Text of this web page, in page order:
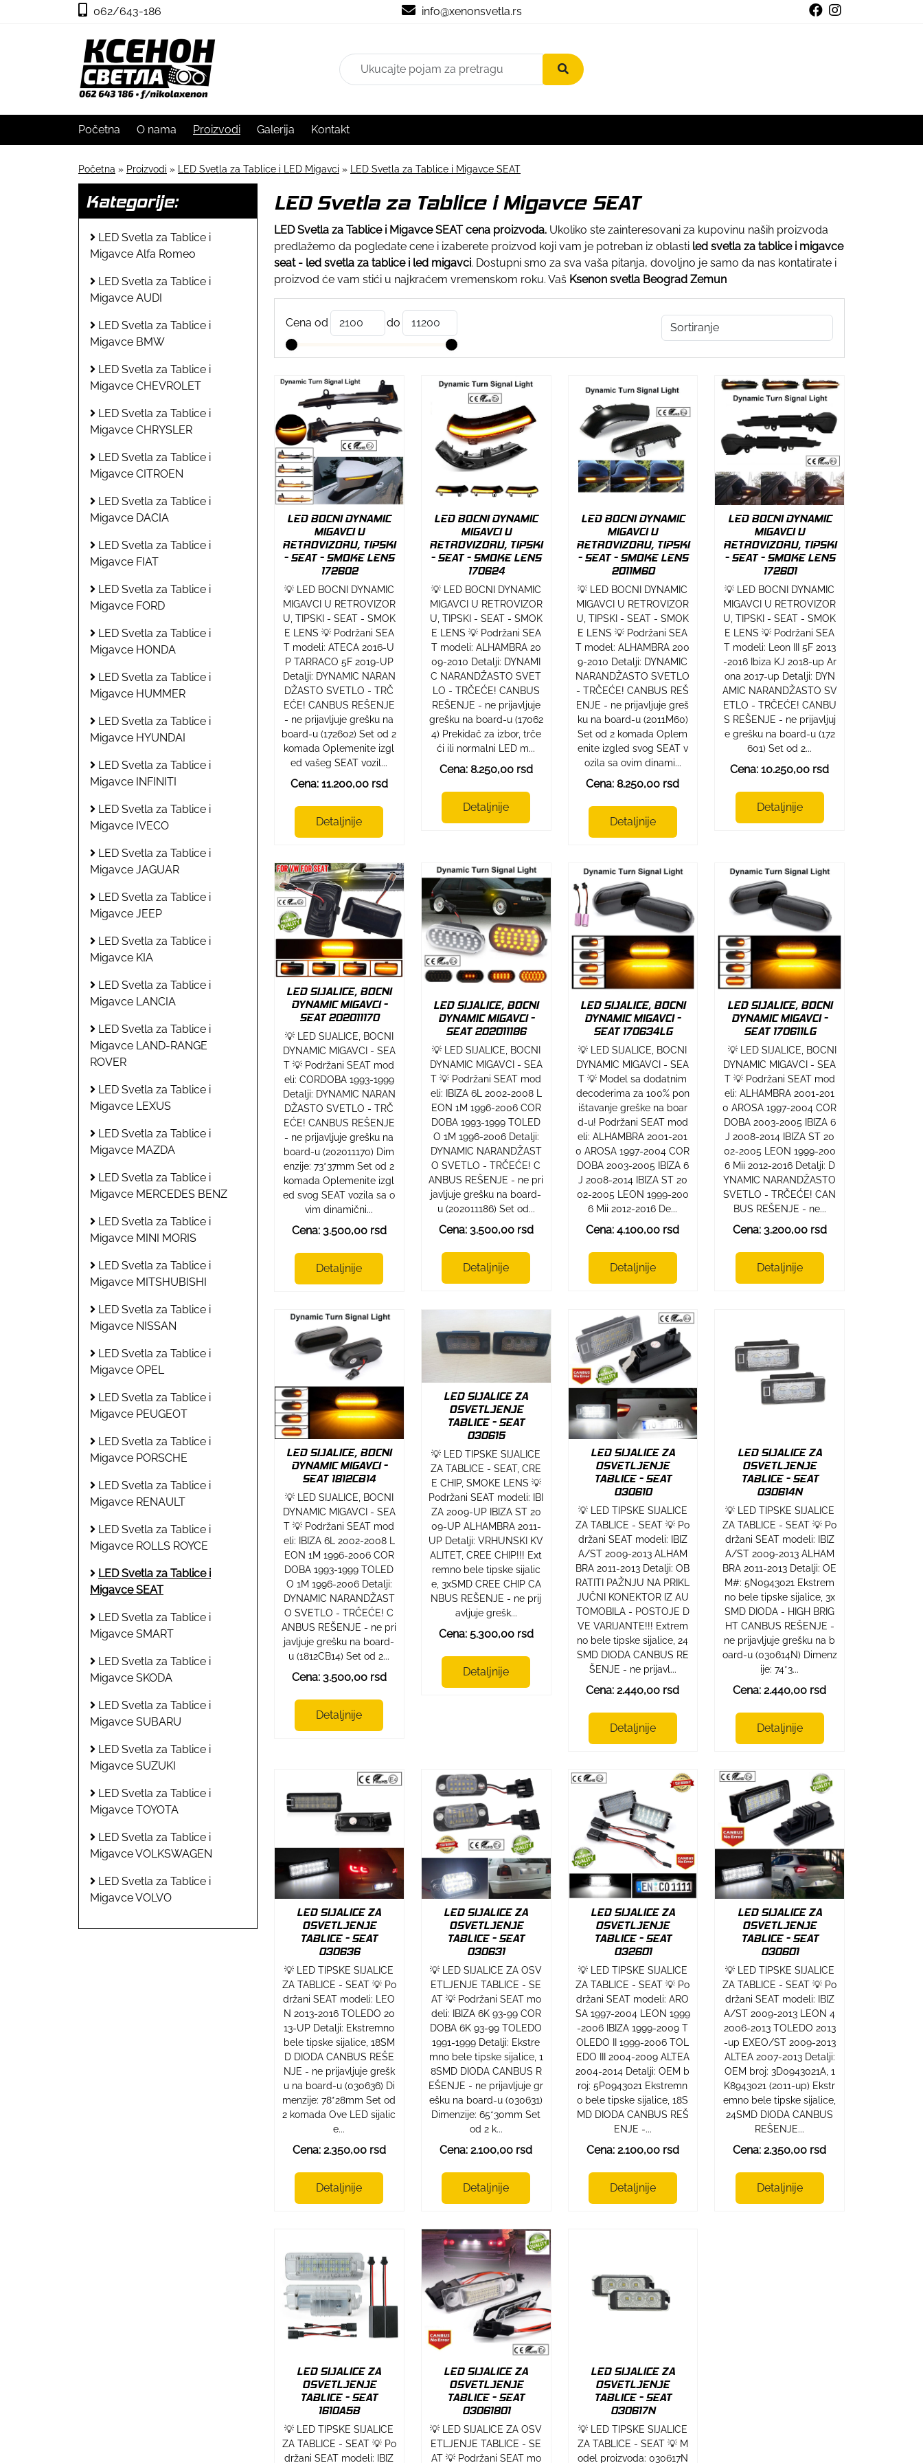
062/643-186 info@xenonsvetla.rs
Početna O nama Proizvodi Galerija Kontakt
Početna » Proizvodi » LED Svetla za Tablice i LED Migavci » LED Svetla za Tablice i Migavce SEAT
Kategorije:
LED Svetla za Tablice i
Migavce Alfa Romeo
LED Svetla za Tablice i
Migavce AUDI
LED Svetla za Tablice i
Migavce BMW
LED Svetla za Tablice i
Migavce CHEVROLET
LED Svetla za Tablice i
Migavce CHRYSLER
LED Svetla za Tablice i
Migavce CITROEN
LED Svetla za Tablice i
Migavce DACIA
LED Svetla za Tablice i
Migavce FIAT
LED Svetla za Tablice i
Migavce FORD
LED Svetla za Tablice i
Migavce HONDA
LED Svetla za Tablice i
Migavce HUMMER
LED Svetla za Tablice i
Migavce HYUNDAI
LED Svetla za Tablice i
Migavce INFINITI
LED Svetla za Tablice i
Migavce IVECO
LED Svetla za Tablice i
Migavce JAGUAR
LED Svetla za Tablice i
Migavce JEEP
LED Svetla za Tablice i
Migavce KIA
LED Svetla za Tablice i
Migavce LANCIA
LED Svetla za Tablice i
Migavce LAND-RANGE
ROVER
LED Svetla za Tablice i
Migavce LEXUS
LED Svetla za Tablice i
Migavce MAZDA
LED Svetla za Tablice i
Migavce MERCEDES BENZ
LED Svetla za Tablice i
Migavce MINI MORIS
LED Svetla za Tablice i
Migavce MITSHUBISHI
LED Svetla za Tablice i
Migavce NISSAN
LED Svetla za Tablice i
Migavce OPEL
LED Svetla za Tablice i
Migavce PEUGEOT
LED Svetla za Tablice i
Migavce PORSCHE
LED Svetla za Tablice i
Migavce RENAULT
LED Svetla za Tablice i
Migavce ROLLS ROYCE
LED Svetla za Tablice i
Migavce SEAT
LED Svetla za Tablice i
Migavce SMART
LED Svetla za Tablice i
Migavce SKODA
LED Svetla za Tablice i
Migavce SUBARU
LED Svetla za Tablice i
Migavce SUZUKI
LED Svetla za Tablice i
Migavce TOYOTA
LED Svetla za Tablice i
Migavce VOLKSWAGEN
LED Svetla za Tablice i
Migavce VOLVO
LED Svetla za Tablice i Migavce SEAT
LED Svetla za Tablice i Migavce SEAT cena proizvoda. Ukoliko ste zainteresovani za kupovinu naših proizvoda
predlažemo da pogledate cene i izaberete proizvod koji vam je potreban iz oblasti led svetla za tablice i migavce
seat - led svetla za tablice i led migavci. Dostupni smo za sva vaša pitanja, dovoljno je samo da nas kontatirate i
proizvod će vam stići u najkraćem vremenskom roku. Vaš Ksenon svetla Beograd Zemun
Cena od do
LED BOCNI DYNAMIC
MIGAVCI U
RETROVIZORU, TIPSKI
- SEAT - SMOKE LENS
172602
💡 LED BOCNI DYNAMIC
MIGAVCI U RETROVIZOR
U, TIPSKI - SEAT - SMOK
E LENS 💡 Podržani SEA
T modeli: ATECA 2016-U
P TARRACO 5F 2019-UP
Detalji: DYNAMIC NARAN
DŽASTO SVETLO - TRČ
EĆE! CANBUS REŠENJE
- ne prijavljuje grešku na
board-u (172602) Set od 2
komada Oplemenite izgl
ed vašeg SEAT vozil...
Cena: 11.200,00 rsd
Detaljnije
LED BOCNI DYNAMIC
MIGAVCI U
RETROVIZORU, TIPSKI
- SEAT - SMOKE LENS
170624
💡 LED BOCNI DYNAMIC
MIGAVCI U RETROVIZOR
U, TIPSKI - SEAT - SMOK
E LENS 💡 Podržani SEA
T modeli: ALHAMBRA 20
09-2010 Detalji: DYNAMI
C NARANDŽASTO SVET
LO - TRČEĆE! CANBUS
REŠENJE - ne prijavljuje
grešku na board-u (17062
4) Prekidač za izbor, trče
ći ili normalni LED m...
Cena: 8.250,00 rsd
Detaljnije
LED BOCNI DYNAMIC
MIGAVCI U
RETROVIZORU, TIPSKI
- SEAT - SMOKE LENS
2011M60
💡 LED BOCNI DYNAMIC
MIGAVCI U RETROVIZOR
U, TIPSKI - SEAT - SMOK
E LENS 💡 Podržani SEA
T model: ALHAMBRA 200
9-2010 Detalji: DYNAMIC
NARANDŽASTO SVETLO
- TRČEĆE! CANBUS REŠ
ENJE - ne prijavljuje greš
ku na board-u (2011M60)
Set od 2 komada Oplem
enite izgled svog SEAT v
ozila sa ovim dinami...
Cena: 8.250,00 rsd
Detaljnije
LED BOCNI DYNAMIC
MIGAVCI U
RETROVIZORU, TIPSKI
- SEAT - SMOKE LENS
172601
💡 LED BOCNI DYNAMIC
MIGAVCI U RETROVIZOR
U, TIPSKI - SEAT - SMOK
E LENS 💡 Podržani SEA
T modeli: Leon III 5F 2013
-2016 Ibiza KJ 2018-up Ar
ona 2017-up Detalji: DYN
AMIC NARANDŽASTO SV
ETLO - TRČEĆE! CANBU
S REŠENJE - ne prijavljuj
e grešku na board-u (172
601) Set od 2...
Cena: 10.250,00 rsd
Detaljnije
LED SIJALICE, BOCNI
DYNAMIC MIGAVCI -
SEAT 202011170
💡 LED SIJALICE, BOCNI
DYNAMIC MIGAVCI - SEA
T 💡 Podržani SEAT mod
eli: CORDOBA 1993-1999
Detalji: DYNAMIC NARAN
DŽASTO SVETLO - TRČ
EĆE! CANBUS REŠENJE
- ne prijavljuje grešku na
board-u (202011170) Dim
enzije: 73*37mm Set od 2
komada Oplemenite izgl
ed svog SEAT vozila sa o
vim dinamični...
Cena: 3.500,00 rsd
Detaljnije
LED SIJALICE, BOCNI
DYNAMIC MIGAVCI -
SEAT 202011186
💡 LED SIJALICE, BOCNI
DYNAMIC MIGAVCI - SEA
T 💡 Podržani SEAT mod
eli: IBIZA 6L 2002-2008 L
EON 1M 1996-2006 COR
DOBA 1993-1999 TOLED
O 1M 1996-2006 Detalji:
DYNAMIC NARANDŽAST
O SVETLO - TRČEĆE! C
ANBUS REŠENJE - ne pri
javljuje grešku na board-
u (202011186) Set od...
Cena: 3.500,00 rsd
Detaljnije
LED SIJALICE, BOCNI
DYNAMIC MIGAVCI -
SEAT 170634LG
💡 LED SIJALICE, BOCNI
DYNAMIC MIGAVCI - SEA
T 💡 Model sa dodatnim
decoderima za 100% pon
ištavanje greške na boar
d-u! Podržani SEAT mod
eli: ALHAMBRA 2001-201
0 AROSA 1997-2004 COR
DOBA 2003-2005 IBIZA 6
J 2008-2014 IBIZA ST 20
02-2005 LEON 1999-200
6 Mii 2012-2016 De...
Cena: 4.100,00 rsd
Detaljnije
LED SIJALICE, BOCNI
DYNAMIC MIGAVCI -
SEAT 170611LG
💡 LED SIJALICE, BOCNI
DYNAMIC MIGAVCI - SEA
T 💡 Podržani SEAT mod
eli: ALHAMBRA 2001-201
0 AROSA 1997-2004 COR
DOBA 2003-2005 IBIZA 6
J 2008-2014 IBIZA ST 20
02-2005 LEON 1999-200
6 Mii 2012-2016 Detalji: D
YNAMIC NARANDŽASTO
SVETLO - TRČEĆE! CAN
BUS REŠENJE - ne...
Cena: 3.200,00 rsd
Detaljnije
LED SIJALICE, BOCNI
DYNAMIC MIGAVCI -
SEAT 1812CB14
💡 LED SIJALICE, BOCNI
DYNAMIC MIGAVCI - SEA
T 💡 Podržani SEAT mod
eli: IBIZA 6L 2002-2008 L
EON 1M 1996-2006 COR
DOBA 1993-1999 TOLED
O 1M 1996-2006 Detalji:
DYNAMIC NARANDŽAST
O SVETLO - TRČEĆE! C
ANBUS REŠENJE - ne pri
javljuje grešku na board-
u (1812CB14) Set od 2...
Cena: 3.500,00 rsd
Detaljnije
LED SIJALICE ZA
OSVETLJENJE
TABLICE - SEAT
030615
💡 LED TIPSKE SIJALICE
ZA TABLICE - SEAT, CRE
E CHIP, SMOKE LENS 💡
Podržani SEAT modeli: IBI
ZA 2009-UP IBIZA ST 20
09-UP ALHAMBRA 2011-
UP Detalji: VRHUNSKI KV
ALITET, CREE CHIP!!! Ext
remno bele tipske sijalic
e, 3xSMD CREE CHIP CA
NBUS REŠENJE - ne prij
avljuje grešk...
Cena: 5.300,00 rsd
Detaljnije
LED SIJALICE ZA
OSVETLJENJE
TABLICE - SEAT
030610
💡 LED TIPSKE SIJALICE
ZA TABLICE - SEAT 💡 Po
držani SEAT modeli: IBIZ
A/ST 2009-2013 ALHAM
BRA 2011-2013 Detalji: OB
RATITI PAŽNJU NA PRIKL
JUČNI KONEKTOR IZ AU
TOMOBILA - POSTOJE D
VE VARIJANTE!!! Extrem
no bele tipske sijalice, 24
SMD DIODA CANBUS RE
ŠENJE - ne prijavl...
Cena: 2.440,00 rsd
Detaljnije
LED SIJALICE ZA
OSVETLJENJE
TABLICE - SEAT
030614N
💡 LED TIPSKE SIJALICE
ZA TABLICE - SEAT 💡 Po
držani SEAT modeli: IBIZ
A/ST 2009-2013 ALHAM
BRA 2011-2013 Detalji: OE
M#: 5N0943021 Ekstrem
no bele tipske sijalice, 3x
SMD DIODA - HIGH BRIG
HT CANBUS REŠENJE -
ne prijavljuje grešku na b
oard-u (030614N) Dimenz
ije: 74*3...
Cena: 2.440,00 rsd
Detaljnije
LED SIJALICE ZA
OSVETLJENJE
TABLICE - SEAT
030636
💡 LED TIPSKE SIJALICE
ZA TABLICE - SEAT 💡 Po
držani SEAT modeli: LEO
N 2013-2016 TOLEDO 20
13-UP Detalji: Ekstremno
bele tipske sijalice, 18SM
D DIODA CANBUS REŠE
NJE - ne prijavljuje grešk
u na board-u (030636) Di
menzije: 78*28mm Set od
2 komada Ove LED sijalic
e...
Cena: 2.350,00 rsd
Detaljnije
LED SIJALICE ZA
OSVETLJENJE
TABLICE - SEAT
030631
💡 LED SIJALICE ZA OSV
ETLJENJE TABLICE - SE
AT 💡 Podržani SEAT mo
deli: IBIZA 6K 93-99 COR
DOBA 6K 93-99 TOLEDO
1991-1999 Detalji: Ekstre
mno bele tipske sijalice, 1
8SMD DIODA CANBUS R
EŠENJE - ne prijavljuje gr
ešku na board-u (030631)
Dimenzije: 65*30mm Set
od 2 k...
Cena: 2.100,00 rsd
Detaljnije
LED SIJALICE ZA
OSVETLJENJE
TABLICE - SEAT
032601
💡 LED TIPSKE SIJALICE
ZA TABLICE - SEAT 💡 Po
držani SEAT modeli: ARO
SA 1997-2004 LEON 1999
-2006 IBIZA 1999-2009 T
OLEDO II 1999-2006 TOL
EDO III 2004-2009 ALTEA
2004-2014 Detalji: OEM b
roj: 5P0943021 Ekstremn
o bele tipske sijalice, 18S
MD DIODA CANBUS REŠ
ENJE -...
Cena: 2.100,00 rsd
Detaljnije
LED SIJALICE ZA
OSVETLJENJE
TABLICE - SEAT
030601
💡 LED TIPSKE SIJALICE
ZA TABLICE - SEAT 💡 Po
držani SEAT modeli: IBIZ
A/ST 2009-2013 LEON 4
2006-2013 TOLEDO 2013
-up EXEO/ST 2009-2013
ALTEA 2007-2013 Detalji:
OEM broj: 3D0943021A, 1
K8943021 (2011-up) Ekstr
emno bele tipske sijalice,
24SMD DIODA CANBUS
REŠENJE...
Cena: 2.350,00 rsd
Detaljnije
LED SIJALICE ZA
OSVETLJENJE
TABLICE - SEAT
1610A5B
💡 LED TIPSKE SIJALICE
ZA TABLICE - SEAT 💡 Po
držani SEAT modeli: IBIZ
LED SIJALICE ZA
OSVETLJENJE
TABLICE - SEAT
03061801
💡 LED SIJALICE ZA OSV
ETLJENJE TABLICE - SE
AT 💡 Podržani SEAT mo
LED SIJALICE ZA
OSVETLJENJE
TABLICE - SEAT
030617N
💡 LED TIPSKE SIJALICE
ZA TABLICE - SEAT 💡 M
odel proizvoda: 030617N